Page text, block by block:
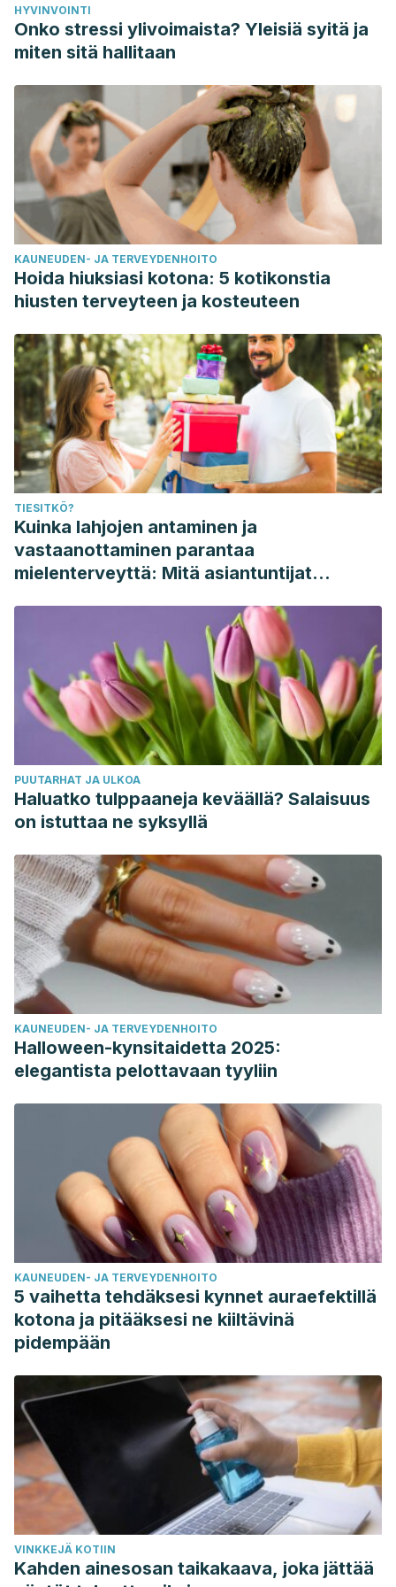
Z., Sorlí, J. V., Salas-Salvadó, J., Lapetra, J., Gómez-Gracia,
E., Alonso-Gómez, Á. M., Fiol, M., Serra-Majem, L.,
Cofán, M., & Estruch, R. (2021). Mediterranean Diet
Maintained Platelet Count within a Healthy Range and
Decreased Thrombocytopenia-Related Mortality Risk: A
Randomized Controlled Trial.Nutrients, 13(2), 559.
https://www.ncbi.nlm.nih.gov/pmc/articles/PMC7915168/
Jinna, S., & Khandhar, P. B. (4 de julio de 2023).
Thrombocytopenia.StatPearls. StatPearls Publishing.
https://www.ncbi.nlm.nih.gov/books/NBK542208/
Khartode, S. S. (2022). A Comparative Study in
Thrombocytopenia Induced By Dengue Fever or Viral
Fever between Kiwi and Guava–A Randomized Clinical
Trial.IJFANS International Journal of Food and Nutritional
Sciences, 11(2).https://ijfans.org/issue-content/a-
comparative-study-in-thrombocytopenia-induced-by-
dengue-fever-or-viral-fever-between-kiwi-and-guava-a-
randomized-clinical-trial-4024
McEwen, B. J. (2014). The influence of diet and nutrients
on platelet function.
(2), 214-226.
https://pubmed.ncbi.nlm.nih.gov/24497119/
Mohammed, A. A. L., Razzaq, S. I., & Talib, A. H. K. (2023).
leukopenia and thrombocytopenia caused by
(methotrexate and azathioprine) drugs.
AIP Conference
Proceedings, 2845(1), 020006.
https://pubs.aip.org/aip/acp/article-
abstract/2845/1/020006/2911175/The-protective-efficacy-
of-Aloe-vera-gel-against
Rao, S. S., & Ikram, R. (2019). Cocos nucifera (Coconut)
water of different maturity stages affects hematological and
coagulation parameters in rabbits: A positive lead.
Journal of Pharmaceutical Sciences, 32
https://pubmed.ncbi.nlm.nih.gov/31608883/
Rojas-Garbanzo, C., Rodríguez, L., Pérez, A. M., Mayorga-
Gross, A. L., Vásquez-Chaves, V., Fuentes, E., & Palomo, I.
(2021). Anti-platelet activity and chemical characterization
by UPLC-DAD-ESI-QTOF-MS of the main polyphenols in
extracts from Psidium leaves and fruits.
Food Research
International
https://www.sciencedirect.com/science/article/pii/
Silczuk, A., & Habrat, B. (2020). Alcohol-induced
thrombocytopenia: Current review. Alcohol, 86
https://www.sciencedirect.com/science/article/pii/
Sundarmurthy, D., Jayanthi, C. R., & Lakshmaiah, K. C.
(2017). Effect of Carica papaya leaf extract on platelet
count in chemotherapy-induced thrombocytopenic
patients: A preliminary study. National Journal of Physiology,
Pharmacy and Pharmacology, 7(7), 685-692.
https://www.njppp.com/index.php?mno=257792
HYVINVOINTI
Onko stressi ylivoimaista? Yleisiä syitä ja
miten sitä hallitaan
KAUNEUDEN- JA TERVEYDENHOITO
Hoida hiuksiasi kotona: 5 kotikonstia
hiusten terveyteen ja kosteuteen
TIESITKÖ?
Kuinka lahjojen antaminen ja
vastaanottaminen parantaa
mielenterveyttä: Mitä asiantuntijat
PUUTARHAT JA ULKOA
Haluatko tulppaaneja keväällä? Salaisuus
on istuttaa ne syksyllä
KAUNEUDEN- JA TERVEYDENHOITO
Halloween-kynsitaidetta 2025:
elegantista pelottavaan tyyliin
KAUNEUDEN- JA TERVEYDENHOITO
5 vaihetta tehdäksesi kynnet auraefektillä
kotona ja pitääksesi ne kiiltävinä
pidempään
VINKKEJÄ KOTIIN
Kahden ainesosan taikakaava, joka jättää